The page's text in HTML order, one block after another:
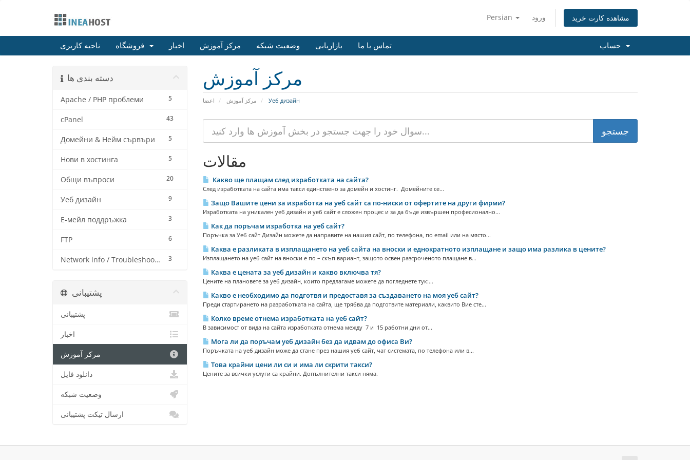
Persian ورود مشاهده کارت خرید
ناحیه کاربری اخبار مرکز آموزش وضعیت شبکه بازاریابی تماس با ما
مرکز آموزش
اعضا مرکز آموزش Уеб дизайн
دسته بندی ها
5
Apache / PHP проблеми
43
cPanel
5
Домейни & Нейм сървъри
5
Нови в хостинга
20
Общи въпроси
9
Уеб дизайн
3
E-мейл поддръжка
6
FTP
3
Network info / Troubleshooting
مقالات
Какво ще плащам след изработката на сайта?
След изработката на сайта има такси единствено за домейн и хостинг. Домейните се...
Защо Вашите цени за изработка на уеб сайт са по-ниски от офертите на други фирми?
Изработката на уникален уеб дизайн и уеб сайт е сложен процес и за да бъде извършен професионално...
Как да поръчам изработка на уеб сайт?
Поръчка за Уеб сайт Дизайн можете да направите на нашия сайт, по телефона, по email или на място...
Каква е разликата в изплащането на уеб сайта на вноски и еднократното изплащане и защо има разлика в цените?
Изплащането на уеб сайт на вноски е по – скъп вариант, защото освен разсроченото плащане в...
Каква е цената за уеб дизайн и какво включва тя?
Цените на плановете за уеб дизайн, които предлагаме можете да погледнете тук:...
Какво е необходимо да подготвя и предоставя за създаването на моя уеб сайт?
Преди стартирането на разработката на сайта, ще трябва да подготвите материали, каквито Вие сте...
Колко време отнема изработката на уеб сайт?
В зависимост от вида на сайта изработката отнема между 7 и 15 работни дни от...
Мога ли да поръчам уеб дизайн без да идвам до офиса Ви?
Поръчката на уеб дизайн може да стане през нашия уеб сайт, чат системата, по телефона или в...
Това крайни цени ли си и има ли скрити такси?
Цените за всички услуги са крайни. Допълнителни такси няма.
پشتیبانی
پشتیبانی
اخبار
مرکز آموزش
دانلود فایل
وضعیت شبکه
ارسال تیکت پشتیبانی